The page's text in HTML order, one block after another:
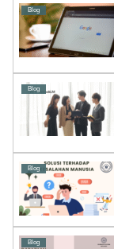
Blog
Blog
Blog
Blog